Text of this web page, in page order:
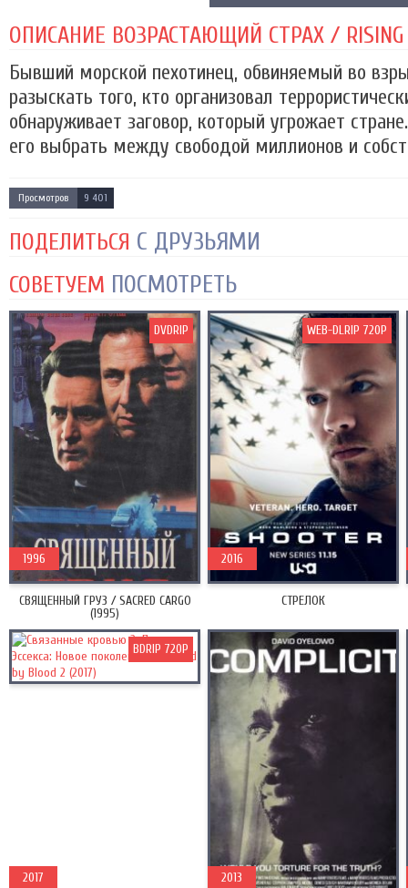
ОПИСАНИЕ ВОЗРАСТАЮЩИЙ СТРАХ / RISING
Бывший морской пехотинец, обвиняемый во
разыскать того, кто организовал
обнаруживает заговор, который угрожает
его выбрать между свободой миллионов и
Просмотров 9 401
ПОДЕЛИТЬСЯ С ДРУЗЬЯМИ
СОВЕТУЕМ ПОСМОТРЕТЬ
СВЯЩЕННЫЙ ГРУЗ / SACRED CARGO
(1995)
1996
DVDRIP
СТРЕЛОК
2016
WEB-DLRIP 720P
2017
BDRIP 720P
2013